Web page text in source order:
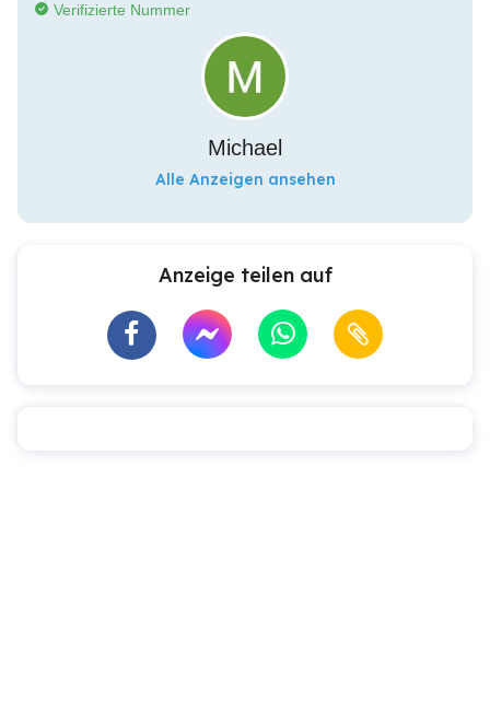
Verifizierte Nummer
Michael
Alle Anzeigen ansehen
Anzeige teilen auf